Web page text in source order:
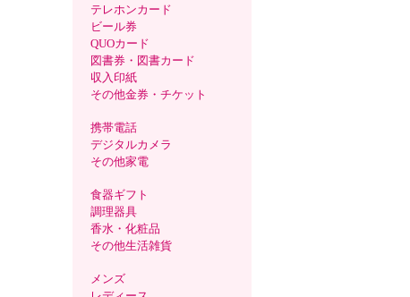
テレホンカード
ビール券
QUOカード
図書券・図書カード
収入印紙
その他金券・チケット
携帯電話
デジタルカメラ
その他家電
食器ギフト
調理器具
香水・化粧品
その他生活雑貨
メンズ